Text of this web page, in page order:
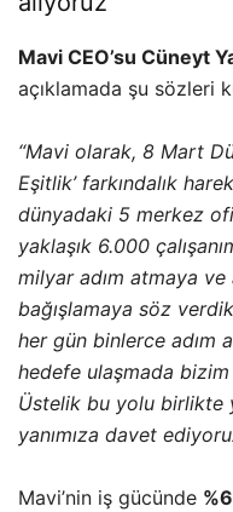
Mavi CEO’su Cüneyt
açıklamada şu sözleri
“Mavi olarak, 8 Mart
Eşitlik’ farkındalık
dünyadaki 5 merkez
yaklaşık 6.000
milyar adım atmaya ve
bağışlamaya söz
her gün binlerce adım
hedefe ulaşmada
Üstelik bu yolu birlikte
yanımıza davet
Mavi’nin iş gücünde